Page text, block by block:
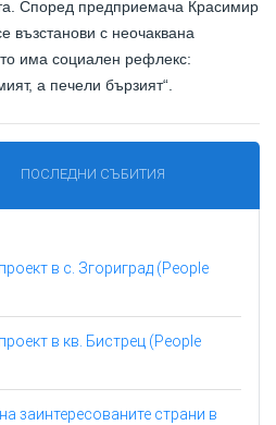
Според предприемача Красимир
възстанови с неочаквана
има социален рефлекс:
а печели бързият“.
ПОСЛЕДНИ СЪБИТИЯ
в с. Згориград (People
в кв. Бистрец (People
заинтересованите страни в